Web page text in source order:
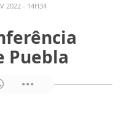
2022 - 14H34
Puebla